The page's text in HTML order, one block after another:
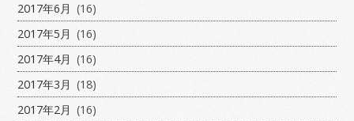
2017年6月 (16)
2017年5月 (16)
2017年4月 (16)
2017年3月 (18)
2017年2月 (16)